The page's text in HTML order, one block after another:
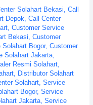
Solahart Bekasi Call
Depok Call Center
, Customer Service
Bekasi Customer
Bogor, Customer
Solahart Jakarta,
Resmi Solahart,
,
Distributor Solahart
Solahart, Service
Bogor, Service
Jakarta, Service